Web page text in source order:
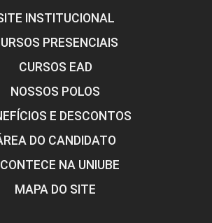
INSTITUCIONAL
PRESENCIAIS
CURSOS EAD
NOSSOS POLOS
E DESCONTOS
DO CANDIDATO
NA UNIUBE
MAPA DO SITE